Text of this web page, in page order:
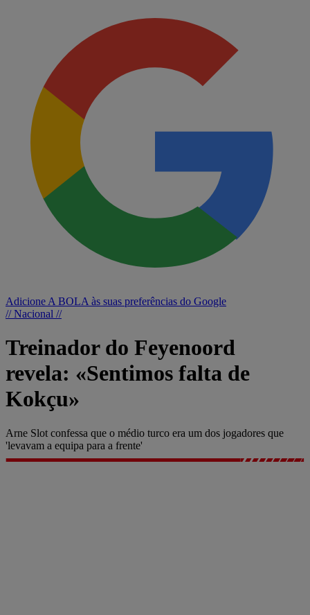
Adicione A BOLA às suas preferências do Google
// Nacional //
Treinador do Feyenoord
revela: «Sentimos falta de
Kokçu»
Arne Slot confessa que o médio turco era um dos jogadores que
'levavam a equipa para a frente'